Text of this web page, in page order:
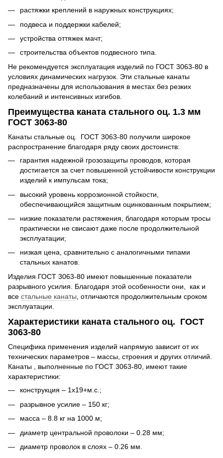
растяжки креплений в наружных конструкциях;
подвеса и поддержки кабелей;
устройства оттяжек мачт;
строительства объектов подвесного типа.
Не рекомендуется эксплуатация изделий по ГОСТ 3063-80 в
условиях динамических нагрузок. Эти стальные канаты
предназначены для использования в местах без резких
колебаний и интенсивных изгибов.
Преимущества каната стального оц. 1.3 мм
ГОСТ 3063-80
Канаты стальные оц. ГОСТ 3063-80 получили широкое
распространение благодаря ряду своих достоинств:
гарантия надежной грозозащиты проводов, которая
достигается за счет повышенной устойчивости конструкции
изделий к импульсам тока;
высокий уровень коррозионной стойкости,
обеспечивающийся защитным оцинкованным покрытием;
низкие показатели растяжения, благодаря которым тросы
практически не свисают даже после продолжительной
эксплуатации;
низкая цена, сравнительно с аналогичными типами
стальных канатов.
Изделия ГОСТ 3063-80 имеют повышенные показатели
разрывного усилия. Благодаря этой особенности они, как и
все стальные канаты , отличаются продолжительным сроком
эксплуатации.
Характеристики каната стального оц. ГОСТ
3063-80
Специфика применения изделий напрямую зависит от их
технических параметров – массы, строения и других отличий.
Канаты , выполненные по ГОСТ 3063-80, имеют такие
характеристики:
конструкция – 1x19+м.с.;
разрывное усилие – 150 кг;
масса – 8.8 кг на 1000 м;
диаметр центральной проволоки – 0.28 мм;
диаметр проволок в слоях – 0.26 мм.